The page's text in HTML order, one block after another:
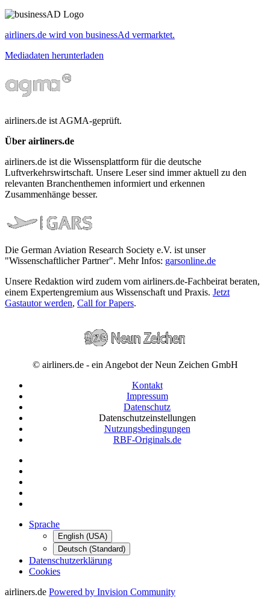
airliners.de wird von businessAd vermarktet.
Mediadaten herunterladen
airliners.de ist AGMA-geprüft.
Über airliners.de
airliners.de ist die Wissensplattform für die deutsche
Luftverkehrswirtschaft. Unsere Leser sind immer aktuell zu den
relevanten Branchenthemen informiert und erkennen
Zusammenhänge besser.
Die German Aviation Research Society e.V. ist unser
"Wissenschaftlicher Partner". Mehr Infos: garsonline.de
Unsere Redaktion wird zudem vom airliners.de-Fachbeirat beraten,
einem Expertengremium aus Wissenschaft und Praxis. Jetzt
Gastautor werden, Call for Papers.
© airliners.de - ein Angebot der Neun Zeichen GmbH
Kontakt
Impressum
Datenschutz
Datenschutzeinstellungen
Nutzungsbedingungen
RBF-Originals.de
Sprache
English (USA)
Deutsch (Standard)
Datenschutzerklärung
Cookies
airliners.de Powered by Invision Community